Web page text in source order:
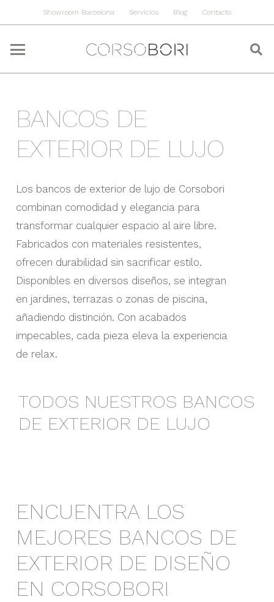
Showroom Barcelona Servicios Blog Contacto
BANCOS DE
EXTERIOR DE LUJO
Los bancos de exterior de lujo de Corsobori
combinan comodidad y elegancia para
transformar cualquier espacio al aire libre.
Fabricados con materiales resistentes,
ofrecen durabilidad sin sacrificar estilo.
Disponibles en diversos diseños, se integran
en jardines, terrazas o zonas de piscina,
añadiendo distinción. Con acabados
impecables, cada pieza eleva la experiencia
de relax.
TODOS NUESTROS BANCOS
DE EXTERIOR DE LUJO
ENCUENTRA LOS
MEJORES BANCOS DE
EXTERIOR DE DISEÑO
EN CORSOBORI